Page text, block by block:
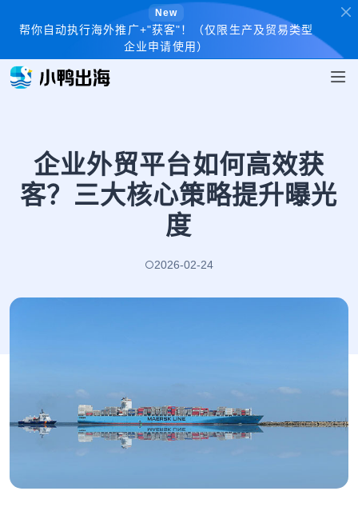
New
帮你自动执行海外推广+"获客"！（仅限生产及贸易类型
企业申请使用）
企业外贸平台如何高效获
客？三大核心策略提升曝光
度
2026-02-24